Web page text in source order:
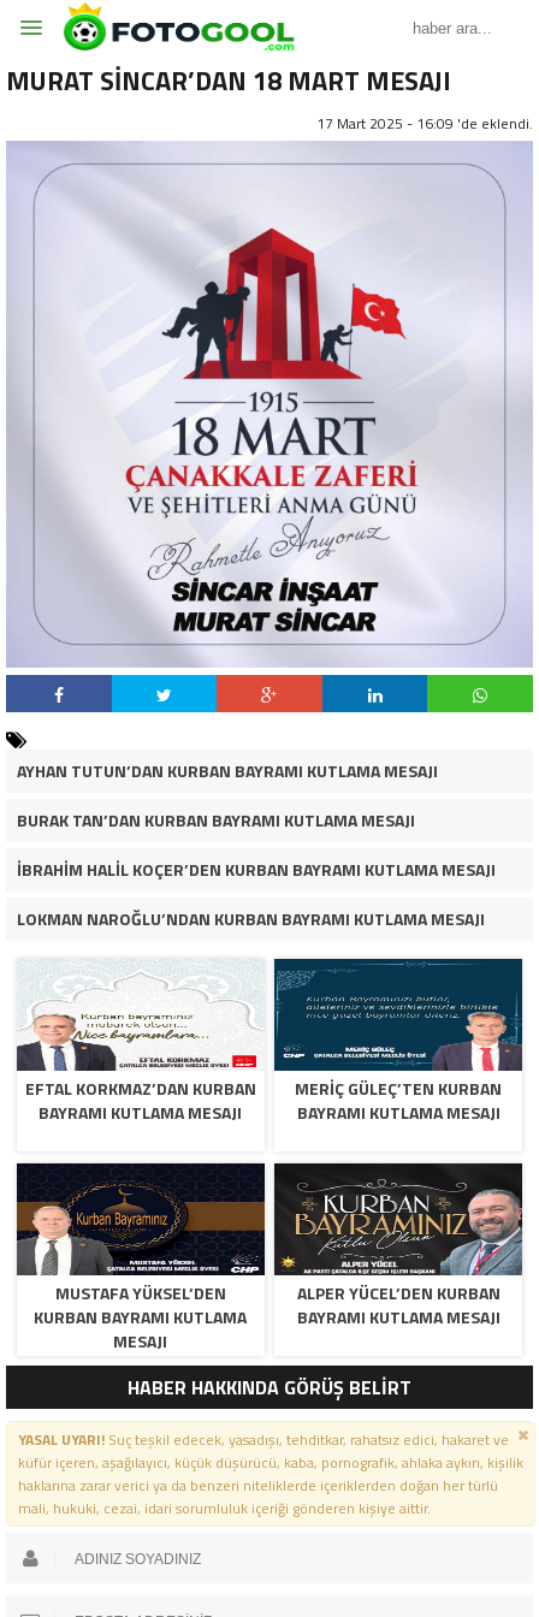
MURAT SİNCAR’DAN 18 MART MESAJI
17 Mart 2025 - 16:09 'de eklendi.
AYHAN TUTUN’DAN KURBAN BAYRAMI KUTLAMA MESAJI
BURAK TAN’DAN KURBAN BAYRAMI KUTLAMA MESAJI
İBRAHİM HALİL KOÇER’DEN KURBAN BAYRAMI KUTLAMA MESAJI
LOKMAN NAROĞLU’NDAN KURBAN BAYRAMI KUTLAMA MESAJI
EFTAL KORKMAZ’DAN KURBAN
BAYRAMI KUTLAMA MESAJI
MERİÇ GÜLEÇ’TEN KURBAN
BAYRAMI KUTLAMA MESAJI
MUSTAFA YÜKSEL’DEN
KURBAN BAYRAMI KUTLAMA
MESAJI
ALPER YÜCEL’DEN KURBAN
BAYRAMI KUTLAMA MESAJI
HABER HAKKINDA GÖRÜŞ BELİRT
YASAL UYARI!Suç teşkil edecek, yasadışı, tehditkar, rahatsız edici, hakaret ve
küfür içeren, aşağılayıcı, küçük düşürücü, kaba, pornografik, ahlaka aykırı, kişilik
haklarına zarar verici ya da benzeri niteliklerde içeriklerden doğan her türlü
mali, hukuki, cezai, idari sorumluluk içeriği gönderen kişiye aittir.